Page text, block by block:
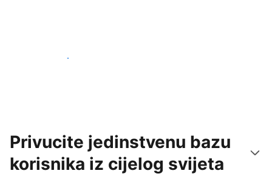
Započnite već danas
Privucite jedinstvenu bazu
korisnika iz cijelog svijeta